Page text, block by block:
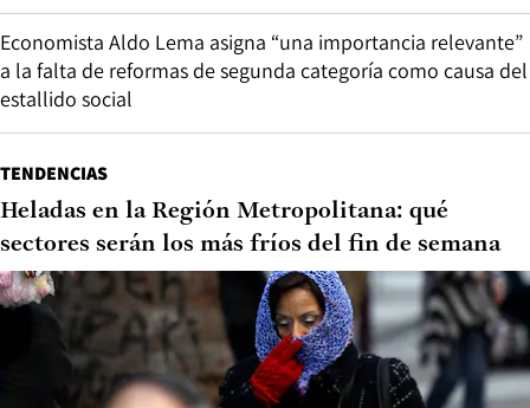
Economista Aldo Lema asigna “una importancia relevante”
a la falta de reformas de segunda categoría como causa del
estallido social
TENDENCIAS
Heladas en la Región Metropolitana: qué
sectores serán los más fríos del fin de semana